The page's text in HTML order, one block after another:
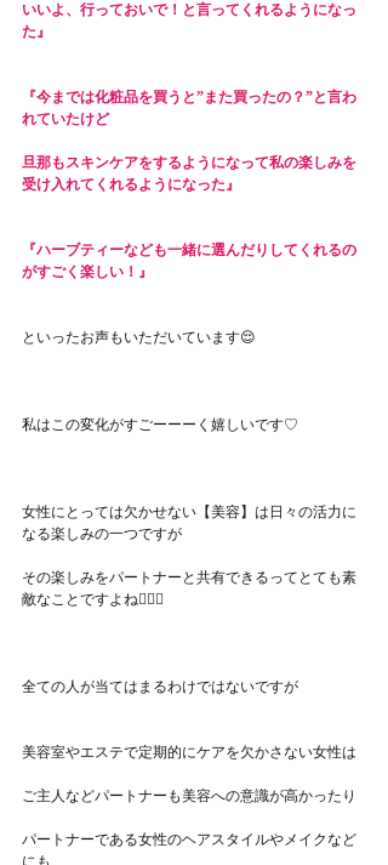
いいよ、行っておいで！と言ってくれるようになっ
た』
『今までは化粧品を買うと”また買ったの？”と言わ
れていたけど
旦那もスキンケアをするようになって私の楽しみを
受け入れてくれるようになった』
『ハーブティーなども一緒に選んだりしてくれるの
がすごく楽しい！』
といったお声もいただいています😌
私はこの変化がすごーーーく嬉しいです♡
女性にとっては欠かせない【美容】は日々の活力に
なる楽しみの一つですが
その楽しみをパートナーと共有できるってとても素
敵なことですよね🧚‍♀️✨
全ての人が当てはまるわけではないですが
美容室やエステで定期的にケアを欠かさない女性は
ご主人などパートナーも美容への意識が高かったり
パートナーである女性のヘアスタイルやメイクなど